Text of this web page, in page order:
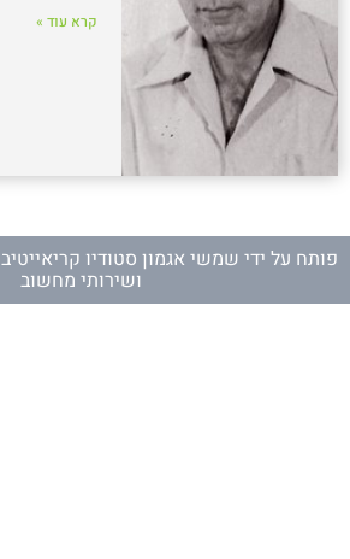
קרא עוד »
פותח על ידי שמשי אגמון סטודיו קריאייטיב
ושירותי מחשוב